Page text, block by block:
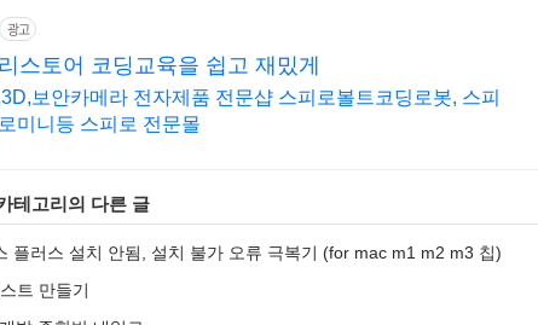
광고
스토어 코딩교육을 쉽고 재밌게
보안카메라 전자제품 전문샵 스피로볼트코딩로봇, 스피
미니등 스피로 전문몰
테고리의 다른 글
플러스 설치 안됨, 설치 불가 오류 극복기 (for mac m1 m2 m3 칩)
트 만들기